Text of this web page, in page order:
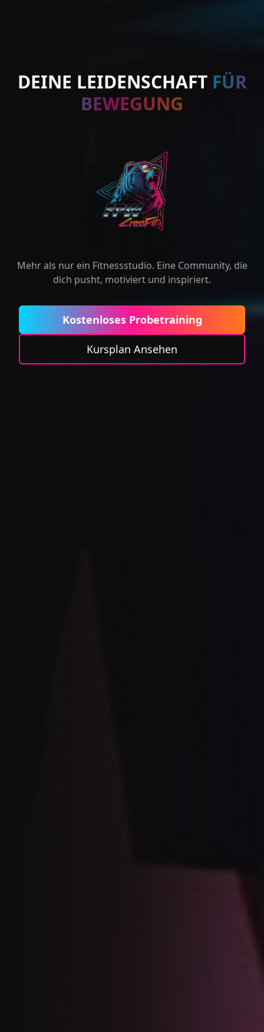
DEINE LEIDENSCHAFT FÜR
BEWEGUNG
Mehr als nur ein Fitnessstudio. Eine Community, die
dich pusht, motiviert und inspiriert.
Kostenloses Probetraining
Kursplan Ansehen